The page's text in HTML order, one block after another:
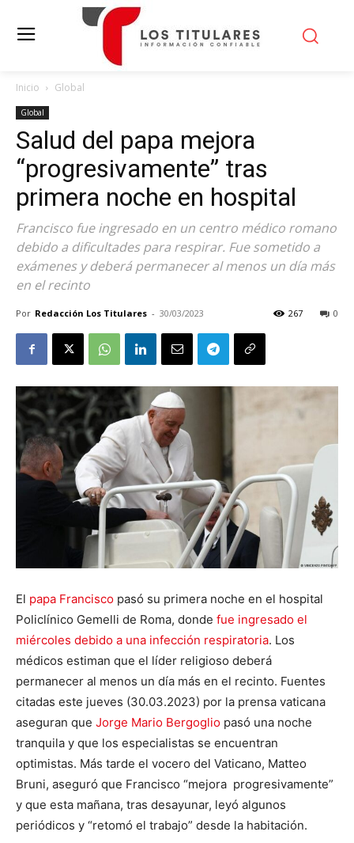
Inicio Global
Global
Salud del papa mejora
“progresivamente” tras
primera noche en hospital
Francisco fue ingresado en un centro médico romano
debido a dificultades para respirar. Fue sometido a
exámenes y deberá permanecer al menos un día más
en el recinto
Por Redacción Los Titulares - 30/03/2023 0
267
El papa Francisco pasó su primera noche en el hospital
Policlínico Gemelli de Roma, donde fue ingresado el
miércoles debido a una infección respiratoria. Los
médicos estiman que el líder religioso deberá
permanecer al menos un día más en el recinto. Fuentes
citadas este jueves (30.03.2023) por la prensa vaticana
aseguran que Jorge Mario Bergoglio pasó una noche
tranquila y que los especialistas se encuentran
optimistas. Más tarde el vocero del Vaticano, Matteo
Bruni, aseguró que Francisco “mejora progresivamente”
y que esta mañana, tras desayunar, leyó algunos
periódicos y “retomó el trabajo” desde la habitación.